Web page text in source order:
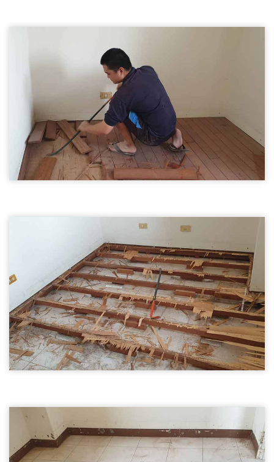
新竹裝潢拆除-磁磚打除
裝潢拆除
新竹裝潢拆除-木地板拆除
裝潢拆除
新竹裝潢拆除-木地板拆除
裝潢拆除